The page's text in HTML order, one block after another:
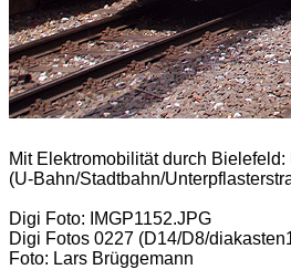
Mit Elektromobilität durch Bielefeld:
(U-Bahn/Stadtbahn/
Digi Foto: IMGP1152.JPG
Digi Fotos 0227 (D14/D8/
Foto: Lars Brüggemann